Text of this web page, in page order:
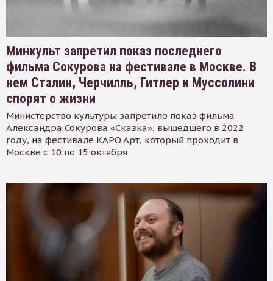
Минкульт запретил показ последнего
фильма Сокурова на фестивале в Москве. В
нем Сталин, Черчилль, Гитлер и Муссолини
спорят о жизни
Министерство культуры запретило показ фильма
Александра Сокурова «Сказка», вышедшего в 2022
году, на фестивале КАРО.Арт, который проходит в
Москве с 10 по 15 октября